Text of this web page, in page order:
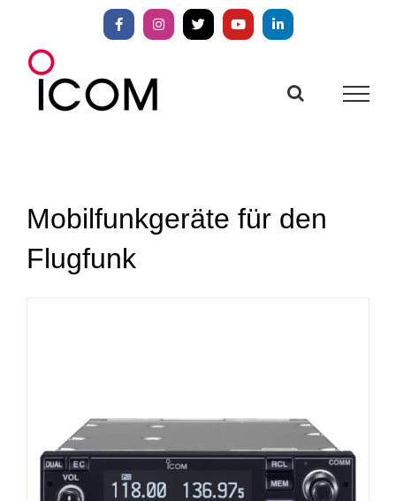
springen
FacebookInstagram
X YouTubeLinkedIn
Mobilfunkgeräte für den
Flugfunk